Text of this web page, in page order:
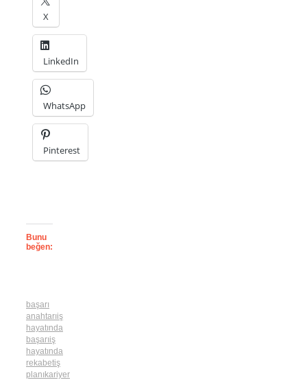
X
LinkedIn
WhatsApp
Pinterest
Bunu
beğen:
başarı
anahtarıiş
hayatında
başarıiş
hayatında
rekabetiş
planıkariyer